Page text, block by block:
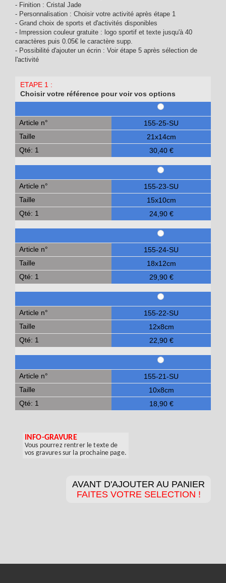
- Finition : Cristal Jade
- Personnalisation : Choisir votre activité après étape 1
- Grand choix de sports et d'activités disponibles
- Impression couleur gratuite : logo sportif et texte jusqu'à 40
caractères puis 0.05€ le caractère supp.
- Possibilité d'ajouter un écrin : Voir étape 5 après sélection de
l'activité
ETAPE 1 :
Choisir votre référence pour voir vos options
Article n°
155-25-SU
Taille
21x14cm
Qté: 1
30,40 €
Article n°
155-23-SU
Taille
15x10cm
Qté: 1
24,90 €
Article n°
155-24-SU
Taille
18x12cm
Qté: 1
29,90 €
Article n°
155-22-SU
Taille
12x8cm
Qté: 1
22,90 €
Article n°
155-21-SU
Taille
10x8cm
Qté: 1
18,90 €
INFO-GRAVURE
Vous pourrez rentrer le texte de
vos gravures sur la prochaine page.
AVANT D'AJOUTER AU PANIER
FAITES VOTRE SELECTION !